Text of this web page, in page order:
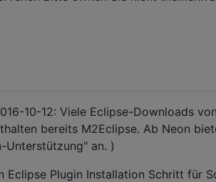
10-12: Viele Eclipse-Downloads von
bereits M2Eclipse. Ab Neon
Unterstützung" an. )
Eclipse Plugin Installation Schritt für